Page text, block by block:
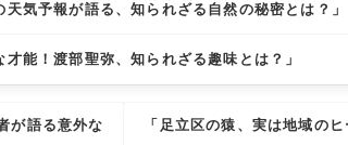
天気予報が語る、知られざる自然の秘密とは？」
才能！渡部聖弥、知られざる趣味とは？」
が語る意外な
「足立区の猿、実は地域の